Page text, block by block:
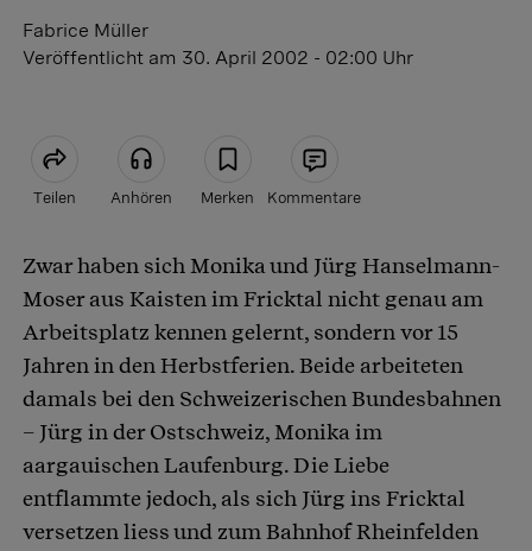
Fabrice Müller
Veröffentlicht am 30. April 2002 - 02:00 Uhr
Teilen Anhören Merken Kommentare
Artikel teilen
Zwar haben sich Monika und Jürg Hanselmann-
Moser aus Kaisten im Fricktal nicht genau am
Arbeitsplatz kennen gelernt, sondern vor 15
Jahren in den Herbstferien. Beide arbeiteten
damals bei den Schweizerischen Bundesbahnen
– Jürg in der Ostschweiz, Monika im
aargauischen Laufenburg. Die Liebe
entflammte jedoch, als sich Jürg ins Fricktal
versetzen liess und zum Bahnhof Rheinfelden